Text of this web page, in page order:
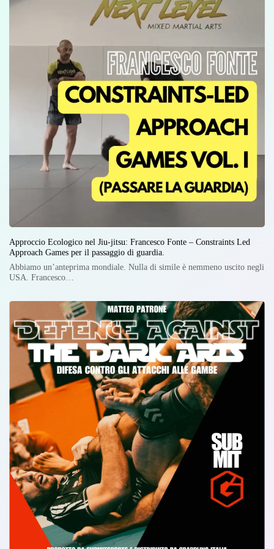
Approccio Ecologico nel Jiu-jitsu: Francesco Fonte – Constraints Led
Approach Games per il passaggio di guardia.
Abbiamo un’anteprima mondiale. Nulla di simile è nemmeno uscito negli
USA. Francesco…